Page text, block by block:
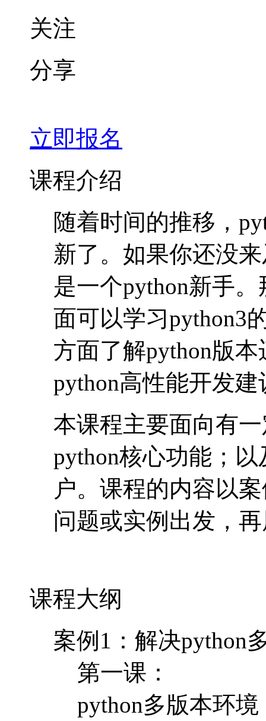
关注
分享
立即报名
课程介绍
随着时间的推移，
新了。如果你还没
是一个python新手
面可以学习python3
方面了解python版
python高性能开发
本课程主要面向有
python核心功能；
户。课程的内容以
问题或实例出发，
课程大纲
案例1：解决python
第一课：
python多版本环境